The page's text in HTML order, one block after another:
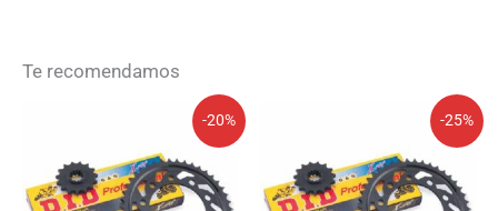
Te recomendamos
-20%
original
era:
153,65€.
precio
actual
es:
122,92€.
-25%
original
era:
145,95€.
precio
actual
es:
109,46€.